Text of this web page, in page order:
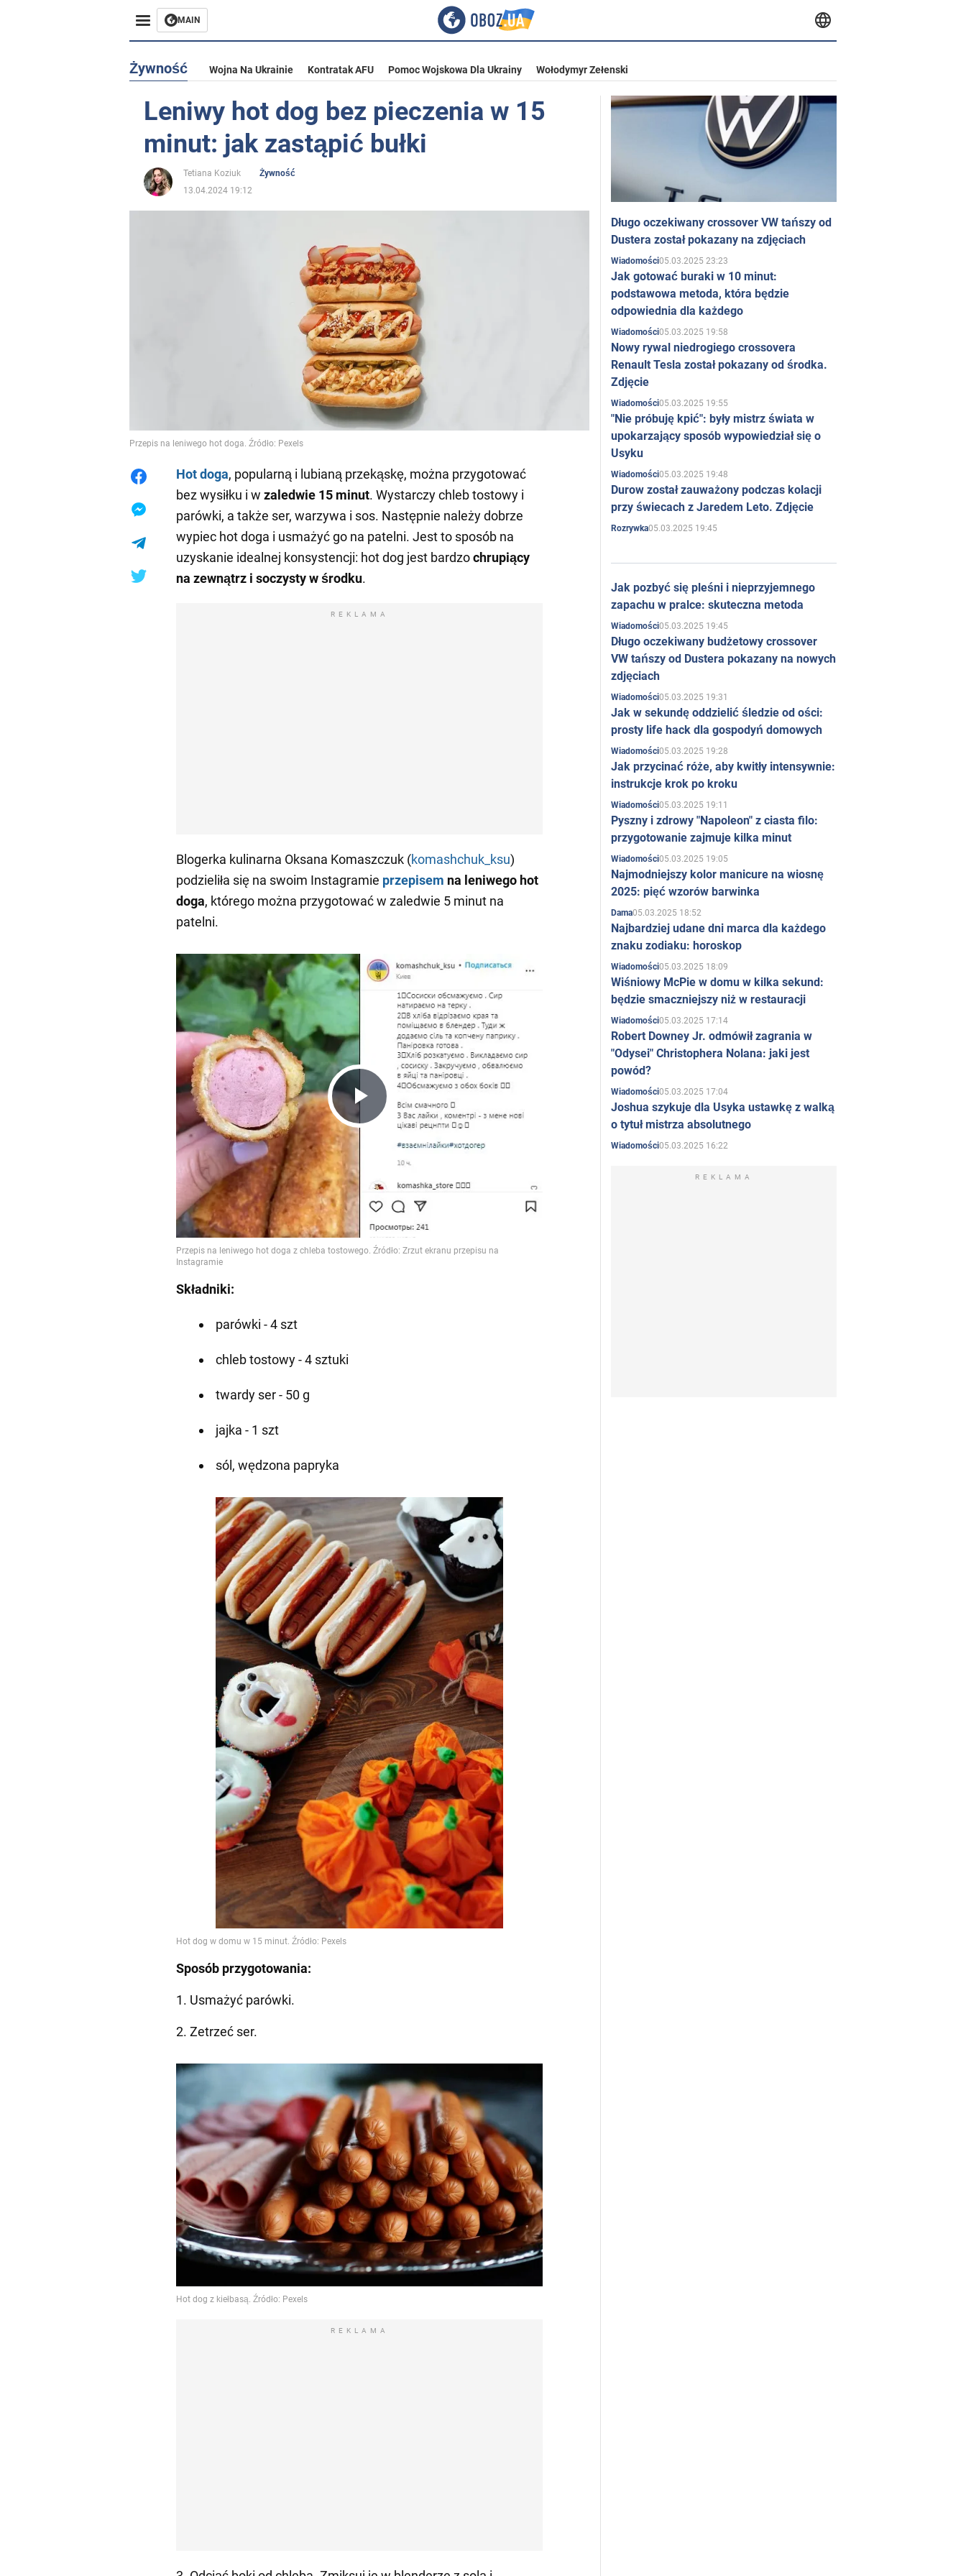
MAIN
Żywność Wojna Na Ukrainie Kontratak AFU Pomoc Wojskowa Dla Ukrainy Wołodymyr Zełenski
Leniwy hot dog bez pieczenia w 15
minut: jak zastąpić bułki
Tetiana Koziuk
Żywność
13.04.2024 19:12
Przepis na leniwego hot doga. Źródło: Pexels
Hot doga, popularną i lubianą przekąskę, można przygotować
bez wysiłku i w zaledwie 15 minut. Wystarczy chleb tostowy i
parówki, a także ser, warzywa i sos. Następnie należy dobrze
wypiec hot doga i usmażyć go na patelni. Jest to sposób na
uzyskanie idealnej konsystencji: hot dog jest bardzochrupiący
na zewnątrz i soczysty w środku.
REKLAMA
Blogerka kulinarna Oksana Komaszczuk (komashchuk_ksu)
podzieliła się na swoim Instagramie przepisem na leniwego hot
doga, którego można przygotować w zaledwie 5 minut na
patelni.
Play
Video
Składniki:
parówki - 4 szt
chleb tostowy - 4 sztuki
twardy ser - 50 g
jajka - 1 szt
sól, wędzona papryka
Sposób przygotowania:
1. Usmażyć parówki.
2. Zetrzeć ser.
REKLAMA
Długo oczekiwany crossover VW tańszy od
Dustera został pokazany na zdjęciach
Wiadomości05.03.2025 23:23
Jak gotować buraki w 10 minut:
podstawowa metoda, która będzie
odpowiednia dla każdego
Wiadomości05.03.2025 19:58
Nowy rywal niedrogiego crossovera
Renault Tesla został pokazany od środka.
Zdjęcie
Wiadomości05.03.2025 19:55
"Nie próbuję kpić": były mistrz świata w
upokarzający sposób wypowiedział się o
Usyku
Wiadomości05.03.2025 19:48
Durow został zauważony podczas kolacji
przy świecach z Jaredem Leto. Zdjęcie
Rozrywka05.03.2025 19:45
Jak pozbyć się pleśni i nieprzyjemnego
zapachu w pralce: skuteczna metoda
Wiadomości05.03.2025 19:45
Długo oczekiwany budżetowy crossover
VW tańszy od Dustera pokazany na nowych
zdjęciach
Wiadomości05.03.2025 19:31
Jak w sekundę oddzielić śledzie od ości:
prosty life hack dla gospodyń domowych
Wiadomości05.03.2025 19:28
Jak przycinać róże, aby kwitły intensywnie:
instrukcje krok po kroku
Wiadomości05.03.2025 19:11
Pyszny i zdrowy "Napoleon" z ciasta filo:
przygotowanie zajmuje kilka minut
Wiadomości05.03.2025 19:05
Najmodniejszy kolor manicure na wiosnę
2025: pięć wzorów barwinka
Dama05.03.2025 18:52
Najbardziej udane dni marca dla każdego
znaku zodiaku: horoskop
Wiadomości05.03.2025 18:09
Wiśniowy McPie w domu w kilka sekund:
będzie smaczniejszy niż w restauracji
Wiadomości05.03.2025 17:14
Robert Downey Jr. odmówił zagrania w
"Odysei" Christophera Nolana: jaki jest
powód?
Wiadomości05.03.2025 17:04
Joshua szykuje dla Usyka ustawkę z walką
o tytuł mistrza absolutnego
Wiadomości05.03.2025 16:22
REKLAMA